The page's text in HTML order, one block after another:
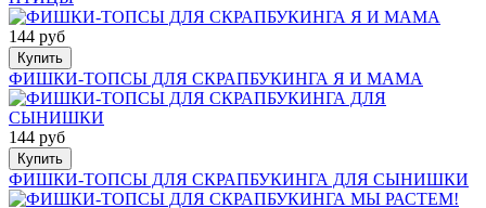
144 руб
Купить
ФИШКИ-ТОПСЫ ДЛЯ СКРАПБУКИНГА Я И МАМА
144 руб
Купить
ФИШКИ-ТОПСЫ ДЛЯ СКРАПБУКИНГА ДЛЯ СЫНИШКИ